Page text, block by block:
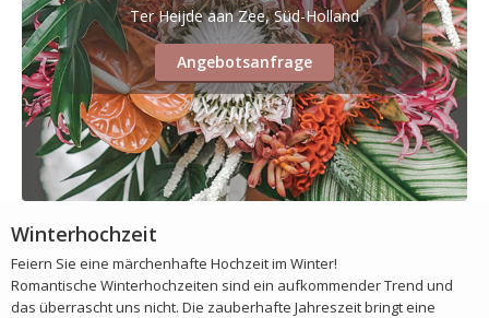
Ter Heijde aan Zee, Süd-Holland
Angebotsanfrage
Winterhochzeit
Feiern Sie eine märchenhafte Hochzeit im Winter!
Romantische Winterhochzeiten sind ein aufkommender Trend und
das überrascht uns nicht. Die zauberhafte Jahreszeit bringt eine